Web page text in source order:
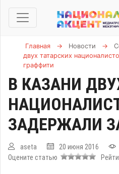
Главная → Новости →
двух татарских
граффити
В КАЗАНИ
ЗАДЕРЖАЛИ
aseta 20 июня 2016
Оцените статью